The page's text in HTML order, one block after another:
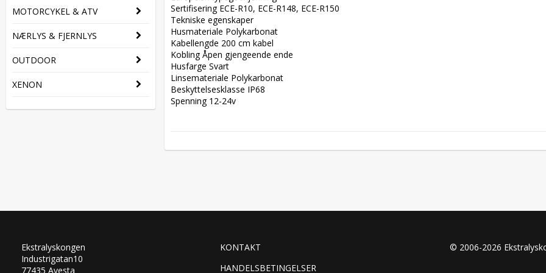
MOTORCYKEL & ATV
NÆRLYS & FJERNLYS
OUTDOOR
XENON
Sertifisering ECE-R10, ECE-R148, ECE-R150
Tekniske egenskaper
Husmateriale Polykarbonat
Kabellengde 200 cm kabel
Kobling Åpen gjengeende ende
Husfarge Svart
Linsemateriale Polykarbonat
Beskyttelsesklasse IP68
Spenning 12-24v
Ekstralyskongen
Industrigatan10
77435 Avesta
KONTAKT
HANDELSBETINGELSER
© 2006-2026